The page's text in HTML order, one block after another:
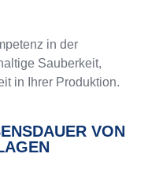
in der
Sauberkeit,
in Ihrer Produktion.
VON